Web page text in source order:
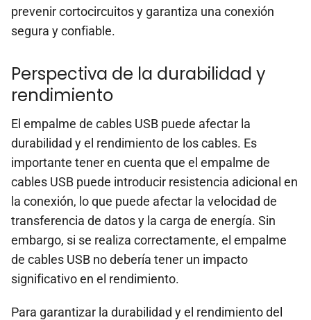
prevenir cortocircuitos y garantiza una conexión
segura y confiable.
Perspectiva de la durabilidad y
rendimiento
El empalme de cables USB puede afectar la
durabilidad y el rendimiento de los cables. Es
importante tener en cuenta que el empalme de
cables USB puede introducir resistencia adicional en
la conexión, lo que puede afectar la velocidad de
transferencia de datos y la carga de energía. Sin
embargo, si se realiza correctamente, el empalme
de cables USB no debería tener un impacto
significativo en el rendimiento.
Para garantizar la durabilidad y el rendimiento del